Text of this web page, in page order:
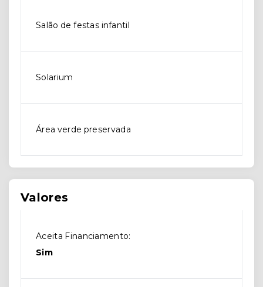
Salão de festas infantil
Solarium
Área verde preservada
Valores
Aceita Financiamento:
Sim